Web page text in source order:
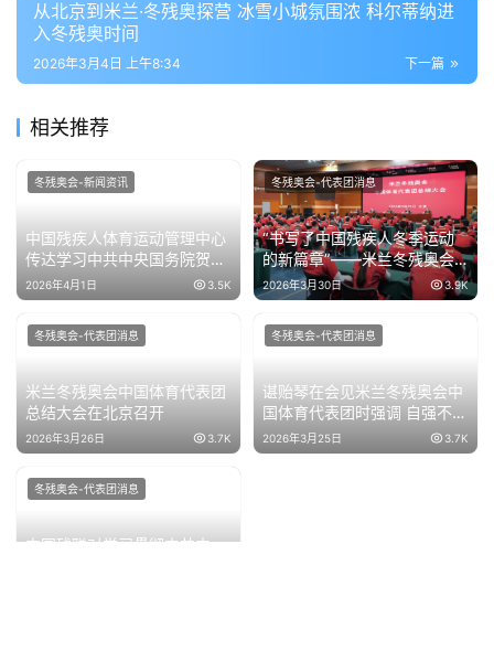
从北京到米兰·冬残奥探营 冰雪小城氛围浓 科尔蒂纳进
入冬残奥时间
下一篇
2026年3月4日 上午8:34
相关推荐
中国残疾人体育运动管理中心
传达学习中共中央国务院贺电
精神
2026年4月1日 3.5K
冬残奥会-新闻资讯
“书写了中国残疾人冬季运动
的新篇章”——米兰冬残奥会
中国体育代表团总结大会在京
召开
2026年3月30日 3.9K
冬残奥会-代表团消息
米兰冬残奥会中国体育代表团
总结大会在北京召开
2026年3月26日 3.7K
冬残奥会-代表团消息
谌贻琴在会见米兰冬残奥会中
国体育代表团时强调 自强不息
再创佳绩 为祖国和人民赢得更
多荣誉
2026年3月25日 3.7K
冬残奥会-代表团消息
中国残联对学习贯彻中共中
冬残奥会-代表团消息